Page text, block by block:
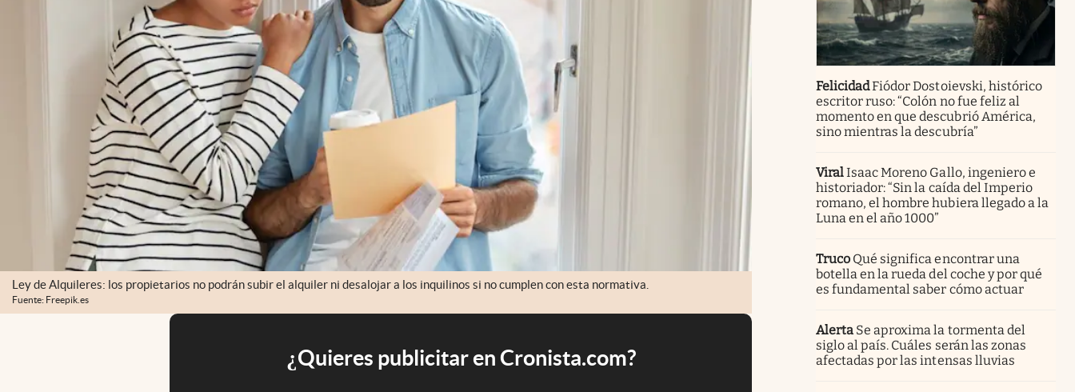
Ley de Alquileres: los propietarios no podrán subir el alquiler ni desalojar a los inquilinos si no cumplen con esta normativa.
Fuente: Freepik.es
¿Quieres publicitar en Cronista.com?
FelicidadFiódor Dostoievski, histórico
escritor ruso: “Colón no fue feliz al
momento en que descubrió América,
sino mientras la descubría”
ViralIsaac Moreno Gallo, ingeniero e
historiador: “Sin la caída del Imperio
romano, el hombre hubiera llegado a la
Luna en el año 1000”
Truco Qué significa encontrar una
botella en la rueda del coche y por qué
es fundamental saber cómo actuar
Alerta Se aproxima la tormenta del
siglo al país. Cuáles serán las zonas
afectadas por las intensas lluvias